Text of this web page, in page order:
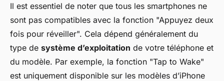
Il est essentiel de noter que tous les smartphones ne
sont pas compatibles avec la fonction "Appuyez deux
fois pour réveiller". Cela dépend généralement du
type de système d’exploitation de votre téléphone et
du modèle. Par exemple, la fonction "Tap to Wake"
est uniquement disponible sur les modèles d’iPhone